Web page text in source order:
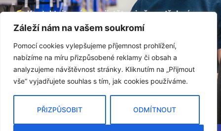
Záleží nám na vašem soukromí
Pomocí cookies vylepšujeme příjemnost prohlížení,
nabízíme na míru přizpůsobené reklamy či obsah a
analyzujeme návštěvnost stránky. Kliknutím na „Přijmout
vše“ vyjadřujete souhlas s tím, jak cookies používáme.
PŘIZPŮSOBIT ODMÍTNOUT
Kontaktujte nás a zajistěte si vše potřebné
pro vaši stavbu.
KONTAKTUJTE NÁS